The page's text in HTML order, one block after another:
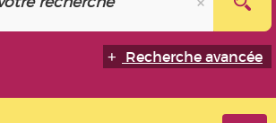
Recherche avancée